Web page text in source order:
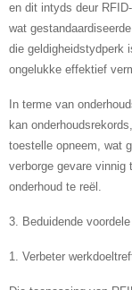
en dit intyds deur
wat
die geldigheidstydperk
ongelukke effektief
In terme van
kan
toestelle opneem, wat
verborge gevare vinnig
onderhoud te reël.
3. Beduidende
1. Verbeter